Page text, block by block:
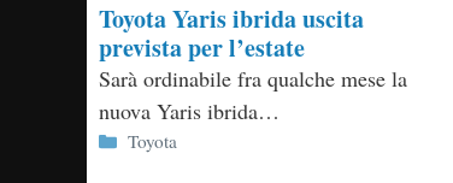
Toyota Yaris ibrida uscita
prevista per l’estate
Sarà ordinabile fra qualche mese la
nuova Yaris ibrida…
Categorie
Toyota